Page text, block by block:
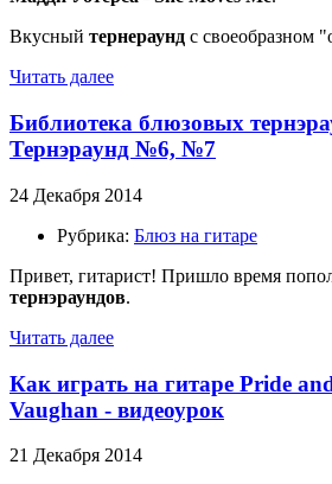
Вкусный тернераунд с своеобразном
Читать далее
Библиотека блюзовых
Тернэраунд №6, №7
24 Декабря 2014
Рубрика: Блюз на гитаре
Привет, гитарист! Пришло время
тернэраундов.
Читать далее
Как играть на гитаре Pride
Vaughan - видеоурок
21 Декабря 2014